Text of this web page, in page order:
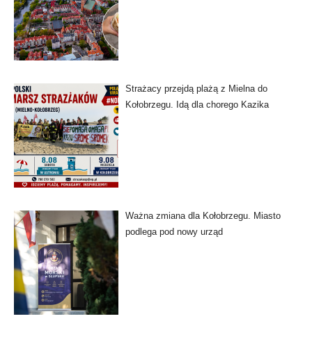
Strażacy przejdą plażą z Mielna do
Kołobrzegu. Idą dla chorego Kazika
Ważna zmiana dla Kołobrzegu. Miasto
podlega pod nowy urząd